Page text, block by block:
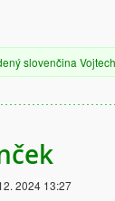
slovenčina
2024 13:27